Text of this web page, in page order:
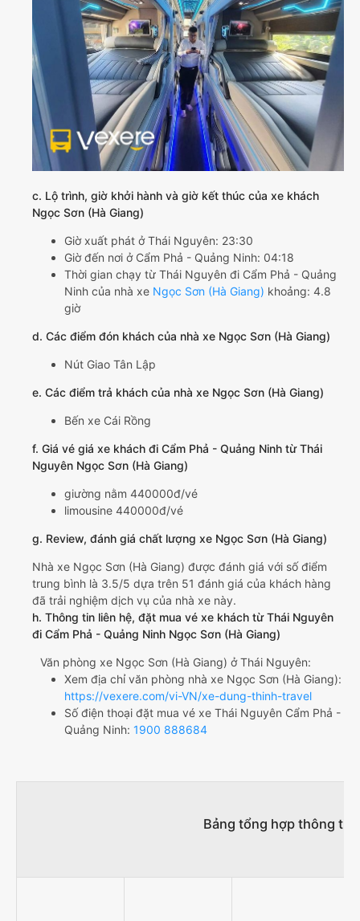
c. Lộ trình, giờ khởi hành và giờ kết thúc của xe khách
Ngọc Sơn (Hà Giang)
Giờ xuất phát ở Thái Nguyên: 23:30
Giờ đến nơi ở Cẩm Phả - Quảng Ninh: 04:18
Thời gian chạy từ Thái Nguyên đi Cẩm Phả - Quảng
Ninh của nhà xe Ngọc Sơn (Hà Giang) khoảng: 4.8
giờ
d. Các điểm đón khách của nhà xe Ngọc Sơn (Hà Giang)
Nút Giao Tân Lập
e. Các điểm trả khách của nhà xe Ngọc Sơn (Hà Giang)
Bến xe Cái Rồng
f. Giá vé giá xe khách đi Cẩm Phả - Quảng Ninh từ Thái
Nguyên Ngọc Sơn (Hà Giang)
giường nằm 440000đ/vé
limousine 440000đ/vé
g. Review, đánh giá chất lượng xe Ngọc Sơn (Hà Giang)
Nhà xe Ngọc Sơn (Hà Giang) được đánh giá với số điểm
trung bình là 3.5/5 dựa trên 51 đánh giá của khách hàng
đã trải nghiệm dịch vụ của nhà xe này.
h. Thông tin liên hệ, đặt mua vé xe khách từ Thái Nguyên
đi Cẩm Phả - Quảng Ninh Ngọc Sơn (Hà Giang)
Văn phòng xe Ngọc Sơn (Hà Giang) ở Thái Nguyên:
Xem địa chỉ văn phòng nhà xe Ngọc Sơn (Hà Giang):
https://vexere.com/vi-VN/xe-dung-thinh-travel
Số điện thoại đặt mua vé xe Thái Nguyên Cẩm Phả -
Quảng Ninh: 1900 888684
Bảng tổng hợp thông tin